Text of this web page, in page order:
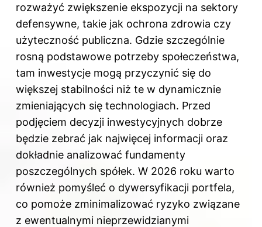
rozważyć zwiększenie ekspozycji na sektory
defensywne, takie jak ochrona zdrowia czy
użyteczność publiczna. Gdzie szczególnie
rosną podstawowe potrzeby społeczeństwa,
tam inwestycje mogą przyczynić się do
większej stabilności niż te w dynamicznie
zmieniających się technologiach. Przed
podjęciem decyzji inwestycyjnych dobrze
będzie zebrać jak najwięcej informacji oraz
dokładnie analizować fundamenty
poszczególnych spółek. W 2026 roku warto
również pomyśleć o dywersyfikacji portfela,
co pomoże zminimalizować ryzyko związane
z ewentualnymi nieprzewidzianymi